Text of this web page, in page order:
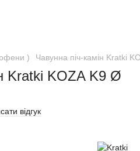
) Чавунна піч-камін Kratki
Kratki KOZA K9 Ø
відгук